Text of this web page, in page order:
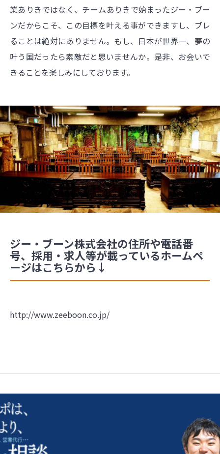
業ありきではなく、チームありきで始まったジー・ブー
ンだからこそ、この目標を叶える事ができますし、ブレ
ることは絶対にありません。もし、日本が世界一、夢の
叶う国だったら素敵だと思いませんか。是非、お会いで
きることを楽しみにしております。
ジー・ブーン株式会社の住所や電話番
号、採用・求人等が載っているホームペ
ージはこちらから↓
http://www.zeeboon.co.jp/